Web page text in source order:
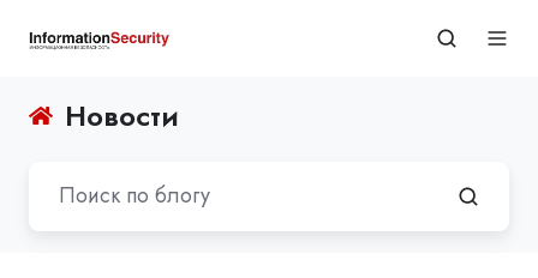
Новости